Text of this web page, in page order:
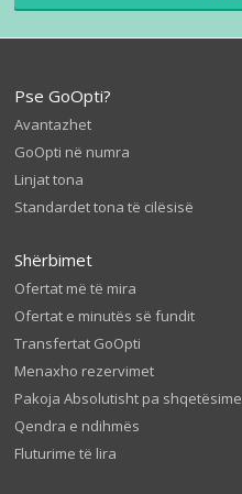
Pse GoOpti?
Avantazhet
GoOpti në numra
Linjat tona
Standardet tona të cilësisë
Shërbimet
Ofertat më të mira
Ofertat e minutës së fundit
Transfertat GoOpti
Menaxho rezervimet
Pakoja Absolutisht pa shqetësime
Qendra e ndihmës
Fluturime të lira